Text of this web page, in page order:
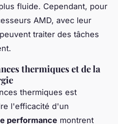
fluide. Cependant, pour
AMD, avec leur
traiter des tâches
thermiques et de la
thermiques est
l'efficacité d'un
performance montrent